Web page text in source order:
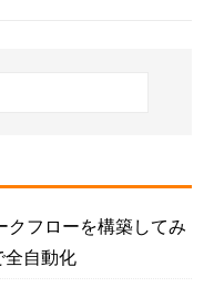
フローを構築してみ
全自動化